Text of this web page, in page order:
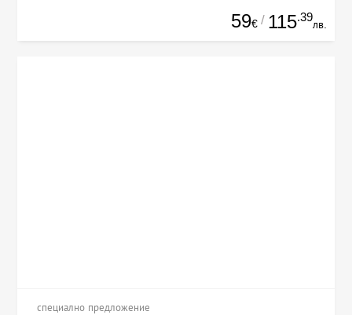
59€ / 115.39
лв.
специално предложение